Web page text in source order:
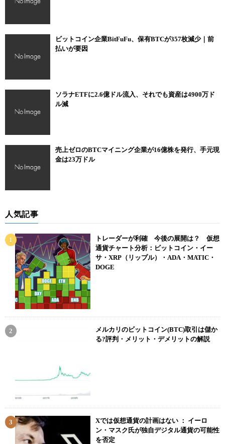
ビットコイン企業BitFuFu、保有BTCが357枚減少｜前
払いが要因
ソラナETFに2.6億ドル流入、それでも資産は4900万ド
ル減
売上ゼロのBTCマイニング企業が16億株を発行、手元現
金は23万ドル
人気記事
トレーダーが利確 今後の展開は？ 仮想
通貨チャート分析：ビットコイン・イー
サ・XRP（リップル）・ADA・MATIC・
DOGE
メルカリのビットコイン(BTC)取引は儲か
る?評判・メリット・デメリットの解説
Xでは仮想通貨の計画はない ： イーロ
ン・マスク氏が独自デジタル通貨の可能性
を否定